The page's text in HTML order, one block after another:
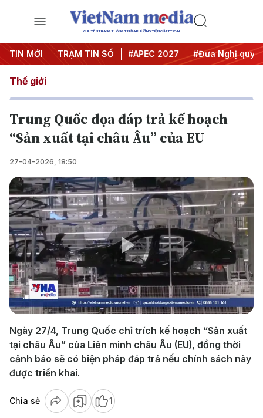
CHUYÊN TRANG THÔNG TIN ĐA PHƯƠNG TIỆN CỦA TTXVN
TIN MỚI TRẠM TIN SỐ
#Hội nghị Trung ương 3 #APEC 2027 #Đưa Nghị quyết
Thế giới
Trung Quốc dọa đáp trả kế hoạch
“Sản xuất tại châu Âu” của EU
27-04-2026, 18:50
Play
Video
Ngày 27/4, Trung Quốc chỉ trích kế hoạch “Sản xuất
tại châu Âu” của Liên minh châu Âu (EU), đồng thời
cảnh báo sẽ có biện pháp đáp trả nếu chính sách này
được triển khai.
Chia sẻ 1